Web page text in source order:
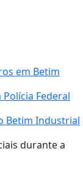
em Betim
Federal
Betim Industrial
durante a